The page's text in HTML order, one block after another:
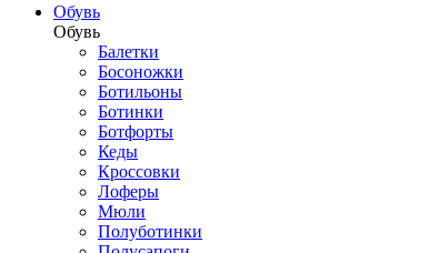
Обувь
Обувь
Балетки
Босоножки
Ботильоны
Ботинки
Ботфорты
Кеды
Кроссовки
Лоферы
Мюли
Полуботинки